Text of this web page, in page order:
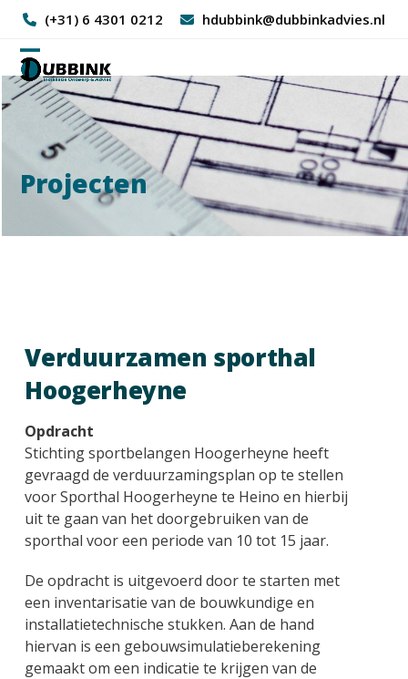
Skip
content
(+31) 6 4301 0212 hdubbink@dubbinkadvies.nl
Open
mobile
menu
Close
mobile
menu
Projecten
Verduurzamen sporthal
Hoogerheyne
Opdracht
Stichting sportbelangen Hoogerheyne heeft
gevraagd de verduurzamingsplan op te stellen
voor Sporthal Hoogerheyne te Heino en hierbij
uit te gaan van het doorgebruiken van de
sporthal voor een periode van 10 tot 15 jaar.
De opdracht is uitgevoerd door te starten met
een inventarisatie van de bouwkundige en
installatietechnische stukken. Aan de hand
hiervan is een gebouwsimulatieberekening
gemaakt om een indicatie te krijgen van de